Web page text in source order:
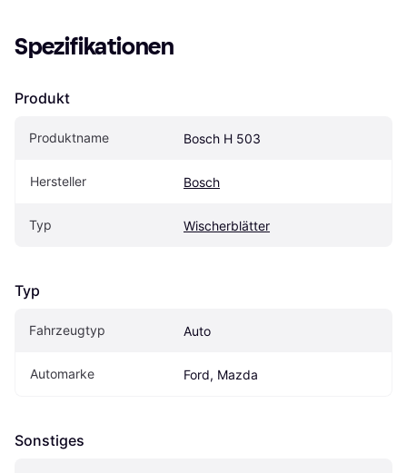
Spezifikationen
Produkt
Produktname Bosch H 503
Hersteller Bosch
Typ Wischerblätter
Typ
Fahrzeugtyp Auto
Automarke Ford, Mazda
Sonstiges